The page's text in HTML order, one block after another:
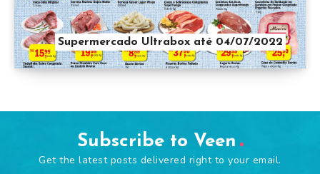
Supermercado Ultrabox até 04/07/2022
Subscribe to Veen
Get the latest posts delivered right to your email.